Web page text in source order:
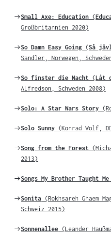
Weiter
zu
Small Axe: Education (
Großbritannien 2020)
Weiter
zu
So Damn Easy Going (Så
Sandler, Norwegen,
Weiter
zu
So finster die Nacht (Låt
Alfredson, Schweden 2008)
Weiter
Solo: A Star Wars Story
Weiter
Solo Sunny (Konrad Wolf,
Weiter
zu
Song from the Forest
2013)
Weiter
Songs My Brother Taught Me
Weiter
zu
Sonita (Rokhsareh Ghaem
Schweiz 2015)
Weiter
Sonnenallee (Leander